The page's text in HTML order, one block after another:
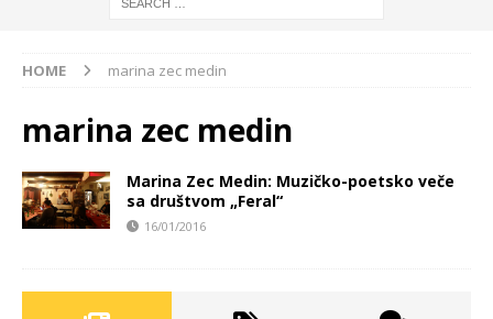
HOME marina zec medin
marina zec medin
Marina Zec Medin: Muzičko-poetsko veče
sa društvom „Feral“
16/01/2016